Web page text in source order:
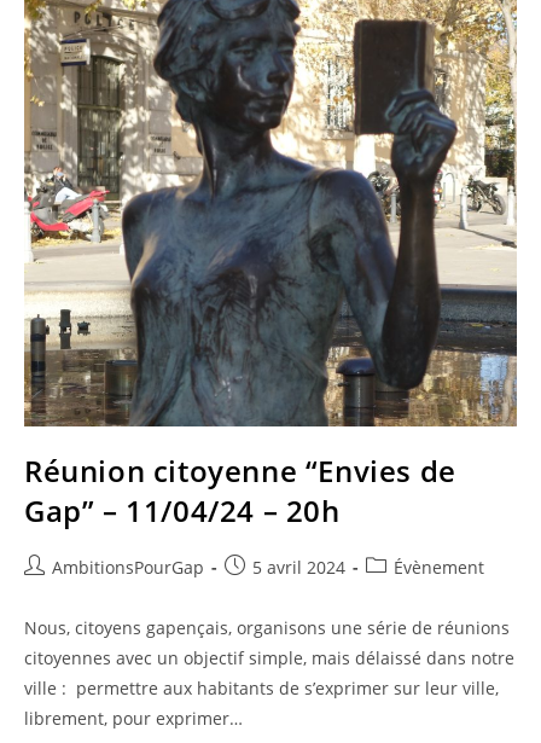
Réunion citoyenne “Envies de
Gap” – 11/04/24 – 20h
Auteur/autrice
la
publication :
AmbitionsPourGap
Publication
5 avril 2024
PostÉvènement
Nous, citoyens gapençais, organisons une série de réunions
citoyennes avec un objectif simple, mais délaissé dans notre
ville : permettre aux habitants de s’exprimer sur leur ville,
librement, pour exprimer…